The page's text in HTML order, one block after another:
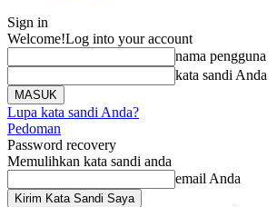
Sign in
Welcome!Log into your account
nama pengguna
kata sandi Anda
Lupa kata sandi Anda?
Pedoman
Password recovery
Memulihkan kata sandi anda
email Anda